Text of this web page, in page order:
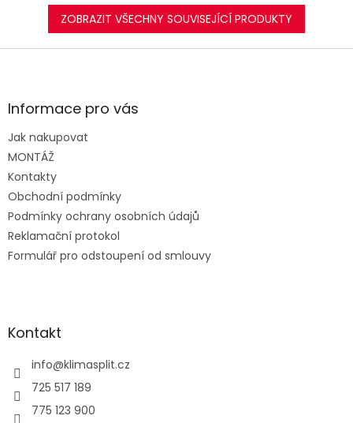
ZOBRAZIT VŠECHNY SOUVISEJÍCÍ PRODUKTY
Z
aInformace pro vás
Jak nakupovat
MONTÁŽ
Kontakty
Obchodní podmínky
Podmínky ochrany osobních údajů
Reklamační protokol
Formulář pro odstoupení od smlouvy
Kontakt
info@klimasplit.cz
725 517 189
775 123 900